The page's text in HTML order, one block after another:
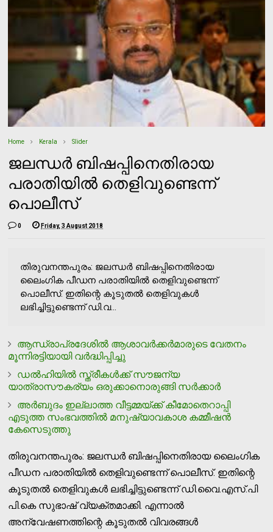
Home Kerala Slider
ജലന്ധര്‍ ബിഷപ്പിനെതിരായ
പരാതിയില്‍ തെളിവുണ്ടെന്ന്
പൊലീസ്
0 Friday, 3 August 2018
തിരുവനന്തപുരം: ജലന്ധര്‍ ബിഷപ്പിനെതിരായ
ലൈംഗിക പീഡന പരാതിയില്‍ തെളിവുണ്ടെന്ന്
പൊലീസ്. ഇതിന്റെ കൂടുതല്‍ തെളിവുകള്‍
ലഭിച്ചിട്ടുണ്ടെന്ന് ഡി.വ...
ആന്ധ്രാപ്രദേശില്‍ ആശാവര്‍ക്കര്‍മാരുടെ വേതനം
മൂന്നിരട്ടിയായി വര്‍ദ്ധിപ്പിച്ചു
ഡല്‍ഹിയില്‍ സ്ത്രീകള്‍ക്ക് സൗജന്യ
യാത്രാസൗകര്യം ഒരുക്കാനൊരുങ്ങി സര്‍ക്കാര്‍
അര്‍ബുദം ഇല്ലാത്ത വീട്ടമ്മയ്ക്ക് കീമോതെറാപ്പി
എടുത്ത സംഭവത്തില്‍ മനുഷ്യാവകാശ കമ്മീഷന്‍
കേസെടുത്തു
തിരുവനന്തപുരം: ജലന്ധര്‍ ബിഷപ്പിനെതിരായ ലൈംഗിക
പീഡന പരാതിയില്‍ തെളിവുണ്ടെന്ന് പൊലീസ്. ഇതിന്റെ
കൂടുതല്‍ തെളിവുകള്‍ ലഭിച്ചിട്ടുണ്ടെന്ന് ഡി.വൈ.എസ്.പി
പി.കെ സുഭാഷ് വ്യക്തമാക്കി. എന്നാല്‍
അന്വേഷണത്തിന്റെ കൂടുതല്‍ വിവരങ്ങള്‍